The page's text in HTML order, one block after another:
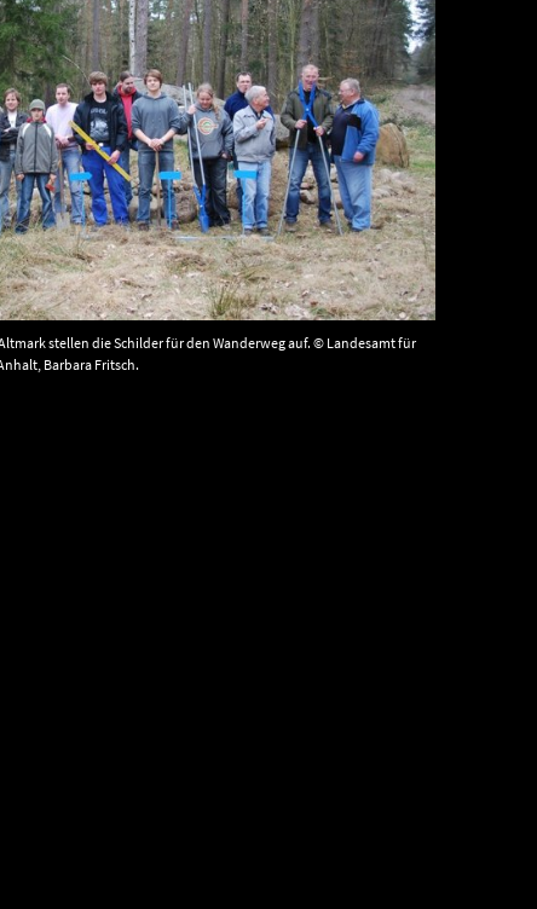
stellen die Schilder für den Wanderweg auf. © Landesamt für
Barbara Fritsch.